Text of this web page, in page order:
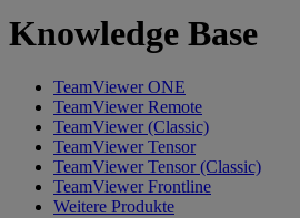
Knowledge Base
TeamViewer ONE
TeamViewer Remote
TeamViewer (Classic)
TeamViewer Tensor
TeamViewer Tensor (Classic)
TeamViewer Frontline
Weitere Produkte